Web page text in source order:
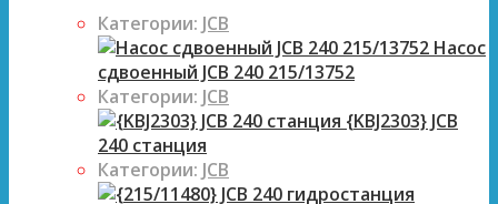
Категории: JCB
Насос
сдвоенный JCB 240 215/13752
Категории: JCB
{KBJ2303} JCB
240 станция
Категории: JCB